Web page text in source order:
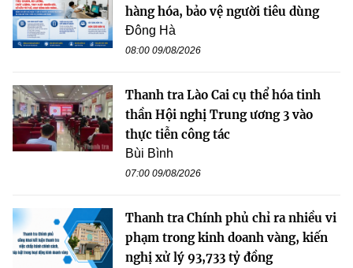
hàng hóa, bảo vệ người tiêu dùng
Đông Hà
08:00 09/08/2026
Thanh tra Lào Cai cụ thể hóa tinh
thần Hội nghị Trung ương 3 vào
thực tiễn công tác
Bùi Bình
07:00 09/08/2026
Thanh tra Chính phủ chỉ ra nhiều vi
phạm trong kinh doanh vàng, kiến
nghị xử lý 93,733 tỷ đồng